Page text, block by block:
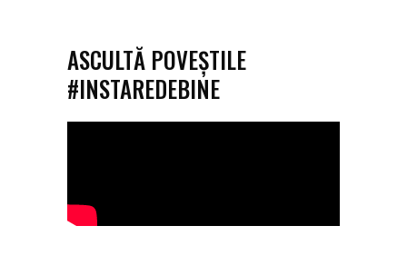
ASCULTĂ POVEȘTILE
#INSTAREDEBINE